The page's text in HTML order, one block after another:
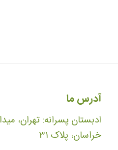
آدرس ما
ادبستان پسرانه: تهران،
خراسان، پلاک ۳۱